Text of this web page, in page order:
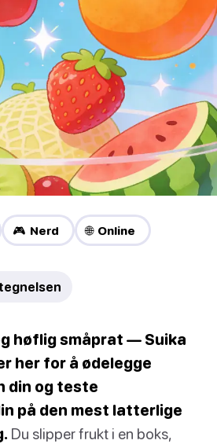
🎮 Nerd 🌐 Online
høflig småprat — Suika
her for å ødelegge
din og teste
på den mest latterlige
Du slipper frukt i en boks,